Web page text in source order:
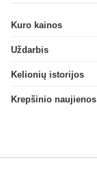
Kuro kainos
Uždarbis
Kelionių istorijos
Krepšinio naujienos